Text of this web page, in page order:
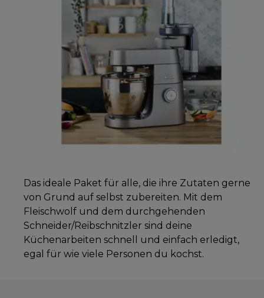
Das ideale Paket für alle, die ihre Zutaten gerne
von Grund auf selbst zubereiten. Mit dem
Fleischwolf und dem durchgehenden
Schneider/Reibschnitzler sind deine
Küchenarbeiten schnell und einfach erledigt,
egal für wie viele Personen du kochst.